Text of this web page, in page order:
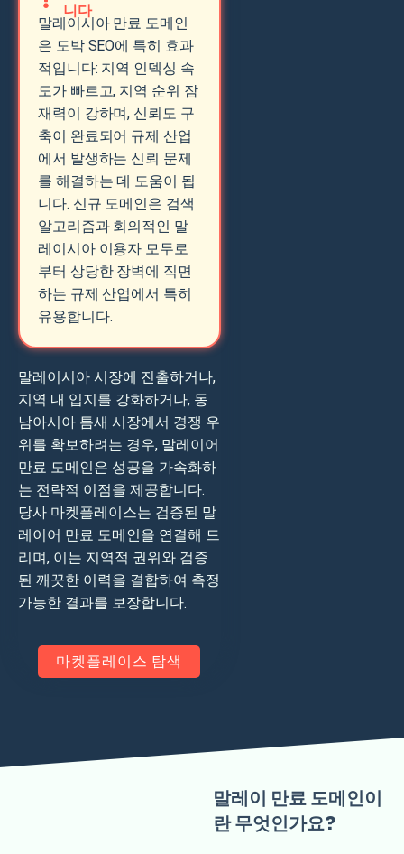
니다
말레이시아 만료 도메인
은 도박 SEO에 특히 효과
적입니다: 지역 인덱싱 속
도가 빠르고, 지역 순위 잠
재력이 강하며, 신뢰도 구
축이 완료되어 규제 산업
에서 발생하는 신뢰 문제
를 해결하는 데 도움이 됩
니다. 신규 도메인은 검색
알고리즘과 회의적인 말
레이시아 이용자 모두로
부터 상당한 장벽에 직면
하는 규제 산업에서 특히
유용합니다.
말레이시아 시장에 진출하거나,
지역 내 입지를 강화하거나, 동
남아시아 틈새 시장에서 경쟁 우
위를 확보하려는 경우, 말레이어
만료 도메인은 성공을 가속화하
는 전략적 이점을 제공합니다.
당사 마켓플레이스는 검증된 말
레이어 만료 도메인을 연결해 드
리며, 이는 지역적 권위와 검증
된 깨끗한 이력을 결합하여 측정
가능한 결과를 보장합니다.
마켓플레이스 탐색
말레이 만료 도메인이
란 무엇인가요?